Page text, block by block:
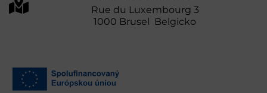
Rue du Luxembourg 3
1000 Brusel Belgicko